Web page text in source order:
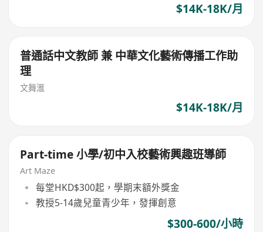
$14K-18K/月
普通話中文教師 兼 中華文化藝術傳播工作助
理
文舞滙
$14K-18K/月
Part-time 小學/初中入校藝術興趣班導師
Art Maze
每堂HKD$300起，學期末額外獎金
教授5-14歲兒童青少年，發揮創意
$300-600/小時